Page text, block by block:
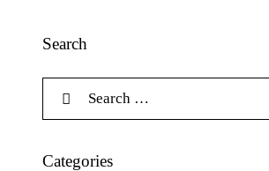
Search
Categories